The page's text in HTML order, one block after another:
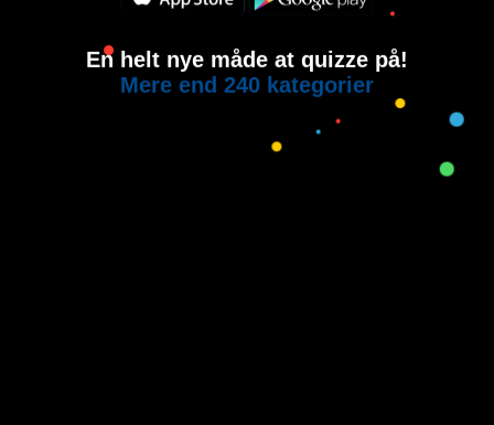
En helt nye måde at quizze på!
Mere end 240 kategorier